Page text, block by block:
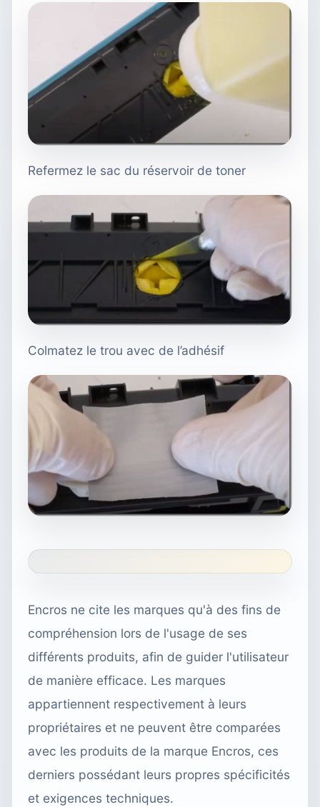
Refermez le sac du réservoir de toner
Colmatez le trou avec de l’adhésif
Encros ne cite les marques qu'à des fins de
compréhension lors de l'usage de ses
différents produits, afin de guider l'utilisateur
de manière efficace. Les marques
appartiennent respectivement à leurs
propriétaires et ne peuvent être comparées
avec les produits de la marque Encros, ces
derniers possédant leurs propres spécificités
et exigences techniques.